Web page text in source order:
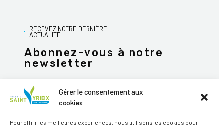
Gérer le consentement aux
cookies
Pour offrir les meilleures expériences, nous utilisons les cookies pour
RECEVEZ NOTRE DERNIÈRE
ACTUALITÉ
Abonnez-vous à notre
newsletter
JE M'ABONNE